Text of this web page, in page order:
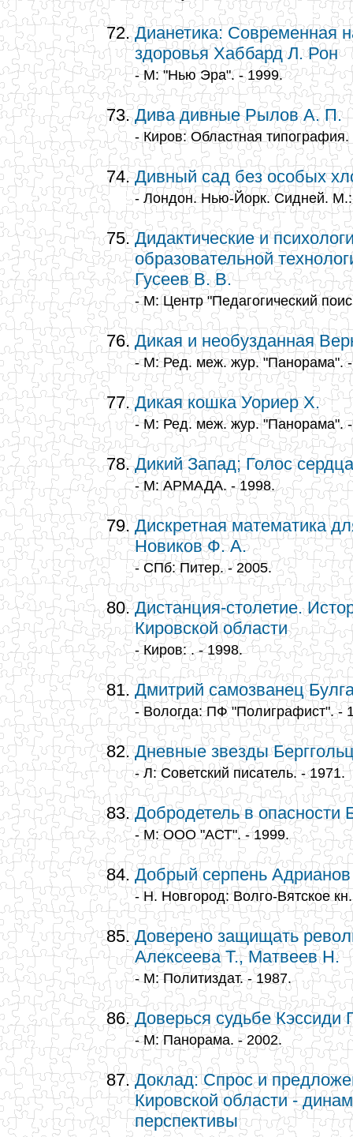
Дианетика: Современная
здоровья Хаббард Л. Рон
- М: "Нью Эра". - 1999.
Дива дивные Рылов А. П.
- Киров: Областная типография.
Дивный сад без особых
- Лондон. Нью-Йорк. Сидней. М.:
Дидактические и
образовательной
Гусеев В. В.
- М: Центр "Педагогический
Дикая и необузданная
- М: Ред. меж. жур. "Панорама".
Дикая кошка Уориер Х.
- М: Ред. меж. жур. "Панорама".
Дикий Запад; Голос
- М: АРМАДА. - 1998.
Дискретная математика
Новиков Ф. А.
- СПб: Питер. - 2005.
Дистанция-столетие.
Кировской области
- Киров: . - 1998.
Дмитрий самозванец
- Вологда: ПФ "Полиграфист". -
Дневные звезды
- Л: Советский писатель. - 1971.
Добродетель в опасности
- М: ООО "АСТ". - 1999.
Добрый серпень
- Н. Новгород: Волго-Вятское
Доверено защищать
Алексеева Т., Матвеев Н.
- М: Политиздат. - 1987.
Доверься судьбе Кэссиди
- М: Панорама. - 2002.
Доклад: Спрос и
Кировской области -
перспективы